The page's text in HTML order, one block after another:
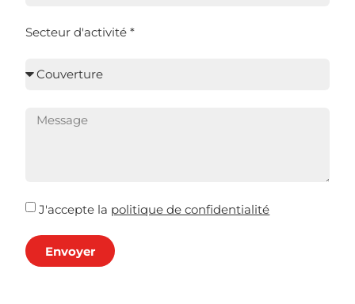
Secteur d'activité *
J'accepte la politique de confidentialité
Envoyer